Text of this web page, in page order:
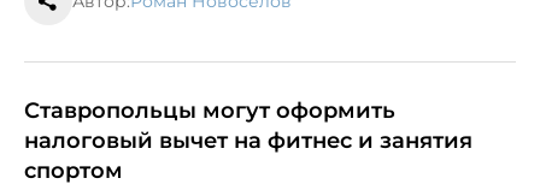
Ставропольцы могут оформить
налоговый вычет на фитнес и занятия
спортом